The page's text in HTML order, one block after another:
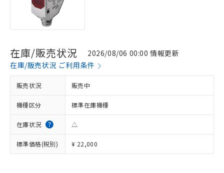
在庫/販売状況
2026/08/06 00:00 情報更新
在庫/販売状況 ご利用条件
販売状況 販売中
機種区分 標準在庫機種
在庫状況 △
標準価格(税別) ¥ 22,000